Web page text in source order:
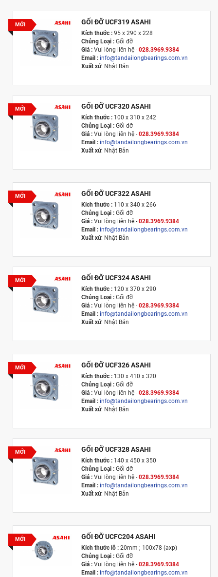
MỚI GỐI ĐỠ UCF319 ASAHI
Kích thước :95 x 290 x 228
Chủng Loại : Gối đỡ
Giá :Vui lòng liên hệ - 028.3969.9384
Email : info@tandailongbearings.com.vn
Xuất xứ: Nhật Bản
MỚI GỐI ĐỠ UCF320 ASAHI
Kích thước :100 x 310 x 242
Chủng Loại : Gối đỡ
Giá :Vui lòng liên hệ - 028.3969.9384
Email : info@tandailongbearings.com.vn
Xuất xứ: Nhật Bản
MỚI GỐI ĐỠ UCF322 ASAHI
Kích thước :110 x 340 x 266
Chủng Loại : Gối đỡ
Giá :Vui lòng l iên hệ - 028.3969.9384
Email : info@tandailongbearings.com.vn
Xuất xứ: Nhật Bản
MỚI GỐI ĐỠ UCF324 ASAHI
Kích thước :120 x 370 x 290
Chủng Loại : Gối đỡ
Giá :Vui lòng l iên hệ - 028.3969.9384
Email : info@tandailongbearings.com.vn
Xuất xứ: Nhật Bản
MỚI GỐI ĐỠ UCF326 ASAHI
Kích thước :130 x 410 x 320
Chủng Loại : Gối đỡ
Giá :Vui lòng l iên hệ - 028.3969.9384
Email : info@tandailongbearings.com.vn
Xuất xứ: Nhật Bản
MỚI GỐI ĐỠ UCF328 ASAHI
Kích thước :140 x 450 x 350
Chủng Loại : Gối đỡ
Giá :Vui lòng l iên hệ - 028.3969.9384
Email : info@tandailongbearings.com.vn
Xuất xứ: Nhật Bản
MỚI GỐI ĐỠ UCFC204 ASAHI
Kích thước lỗ : 20mm ; 100x78 (axp)
Chủng Loại : Gối đỡ
Giá :Vui lòng l iên hệ - 028.3969.9384
Email : info@tandailongbearings.com.vn